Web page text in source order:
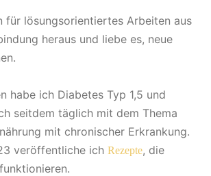
für lösungsorientiertes Arbeiten aus
heraus und liebe es, neue
habe ich Diabetes Typ 1,5 und
seitdem täglich mit dem Thema
mit chronischer Erkrankung.
veröffentliche ich Rezepte, die